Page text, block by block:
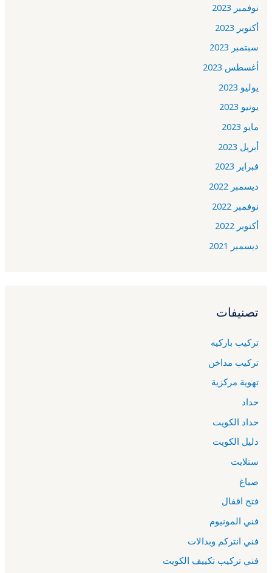
نوفمبر 2023
أكتوبر 2023
سبتمبر 2023
أغسطس 2023
يوليو 2023
يونيو 2023
مايو 2023
أبريل 2023
فبراير 2023
ديسمبر 2022
نوفمبر 2022
أكتوبر 2022
ديسمبر 2021
تصنيفات
تركيب باركيه
تركيب مداخن
تهوية مركزية
حداد
حداد الكويت
دليل الكويت
ستلايت
صباغ
فتح اقفال
فني المونيوم
فني انتركم وبدالات
فني تركيب تكييف الكويت